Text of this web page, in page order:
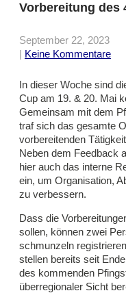
Vorbereitung des
September 22, 2023
| Keine Kommentare
In dieser Woche sind
Cup am 19. & 20. Mai
Gemeinsam mit dem
traf sich das gesamte
vorbereitenden
Neben dem Feedback
hier auch das interne
ein, um Organisation,
zu verbessern.
Dass die
sollen, können zwei
schmunzeln
stellen bereits seit
des kommenden
überregionaler Sicht